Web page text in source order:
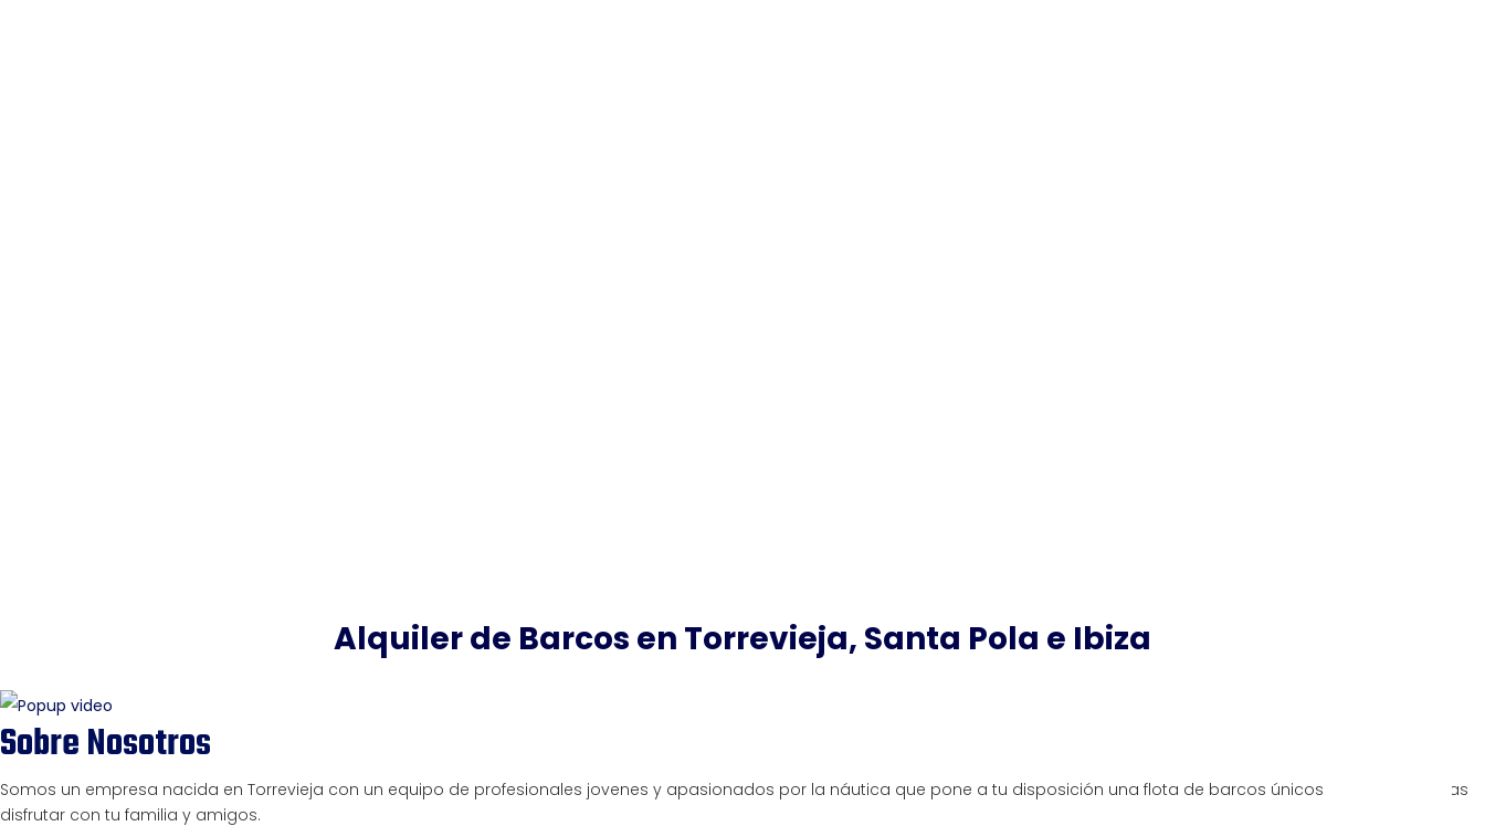
Alquiler de Barcos en Torrevieja, Santa Pola e Ibiza
Sobre Nosotros
Somos un empresa nacida en Torrevieja con un equipo de profesionales jovenes y apasionados por la náutica que pone a tu disposición una flota de barcos únicos para que puedas
disfrutar con tu familia y amigos.